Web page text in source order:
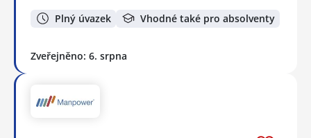
Plný úvazek Vhodné také pro absolventy
Zveřejněno: 6. srpna